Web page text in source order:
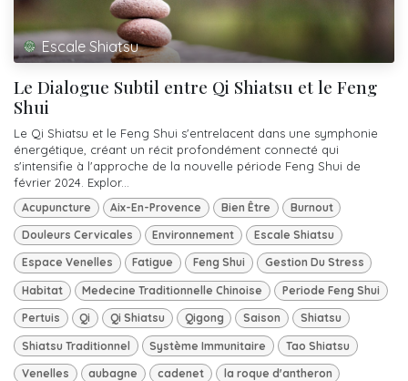
Escale Shiatsu
Le Dialogue Subtil entre Qi Shiatsu et le Feng
Shui
Le Qi Shiatsu et le Feng Shui s'entrelacent dans une symphonie
énergétique, créant un récit profondément connecté qui
s'intensifie à l'approche de la nouvelle période Feng Shui de
février 2024. Explor...
Acupuncture Aix-En-Provence Bien Être Burnout
Douleurs Cervicales Environnement Escale Shiatsu
Espace Venelles Fatigue Feng Shui Gestion Du Stress
Habitat Medecine Traditionnelle Chinoise Periode Feng Shui
Pertuis Qi Qi Shiatsu Qigong Saison Shiatsu
Shiatsu Traditionnel Système Immunitaire Tao Shiatsu
Venelles aubagne cadenet la roque d'antheron